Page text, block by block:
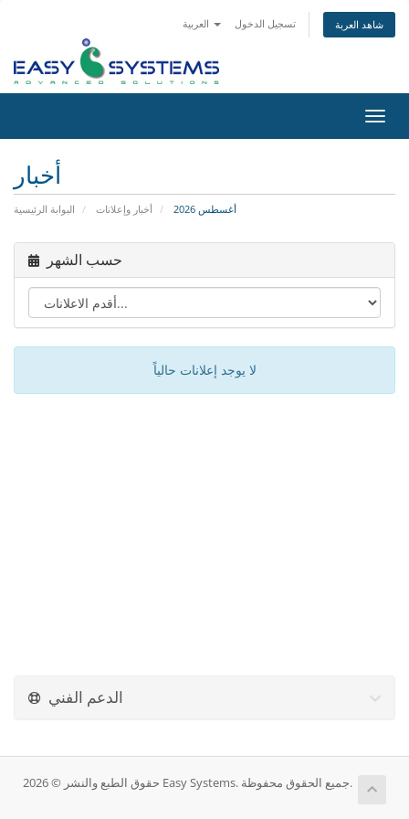
تسجيل الدخول شاهد العربة
تبديل
التنقل
أخبار
البوابة الرئيسية أخبار وإعلانات أغسطس 2026
حسب الشهر
لا يوجد إعلانات حالياً
الدعم الفني
حقوق الطبع والنشر © 2026 Easy Systems. جميع الحقوق محفوظة.